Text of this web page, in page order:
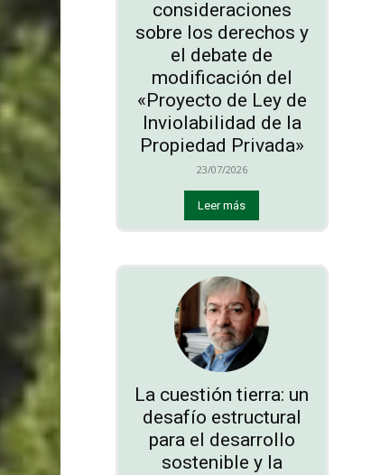
consideraciones
sobre los derechos y
el debate de
modificación del
«Proyecto de Ley de
Inviolabilidad de la
Propiedad Privada»
23/07/2026
Leer más
La cuestión tierra: un
desafío estructural
para el desarrollo
sostenible y la